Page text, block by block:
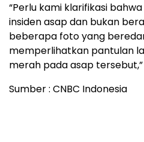
“Perlu kami klarifikasi
insiden asap dan bukan
beberapa foto yang
memperlihatkan pantulan
merah pada asap
Sumber : CNBC Indonesia